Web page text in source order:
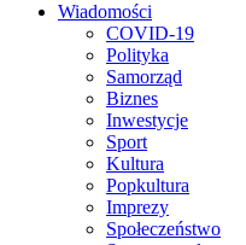
Wiadomości
COVID-19
Polityka
Samorząd
Biznes
Inwestycje
Sport
Kultura
Popkultura
Imprezy
Społeczeństwo